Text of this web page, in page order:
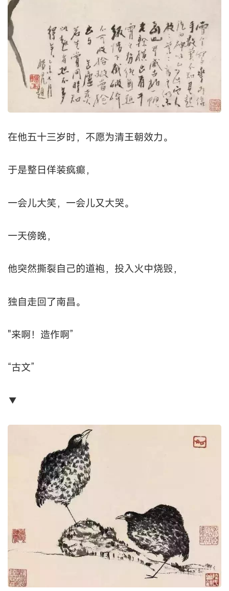
在他五十三岁时，不愿为清王朝效力。
于是整日佯装疯癫，
一会儿大笑，一会儿又大哭。
一天傍晚，
他突然撕裂自己的道袍，投入火中烧毁，
独自走回了南昌。
"来啊！造作啊”
“古文”
▼